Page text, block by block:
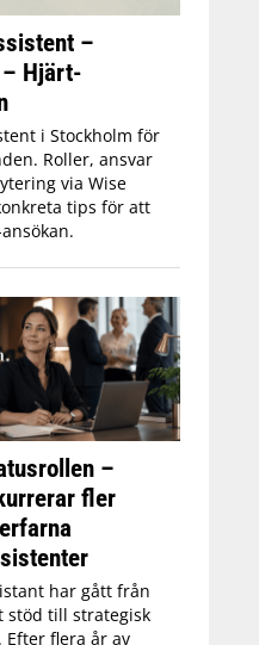
–
Hjärt-
i Stockholm för
Roller, ansvar
via Wise
tips för att
–
fler
har gått från
stöd till strategisk
Efter flera år av